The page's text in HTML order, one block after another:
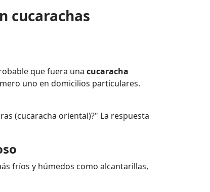
cucarachas
que fuera una cucaracha
uno en domicilios particulares.
(cucaracha oriental)?" La respuesta
fríos y húmedos como alcantarillas,